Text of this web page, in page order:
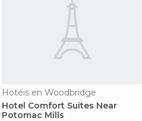
Hotéis en Woodbridge
Hotel Comfort Suites Near
Potomac Mills